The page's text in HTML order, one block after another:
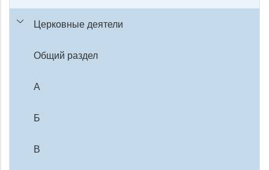
Церковные деятели
Общий раздел
А
Б
В